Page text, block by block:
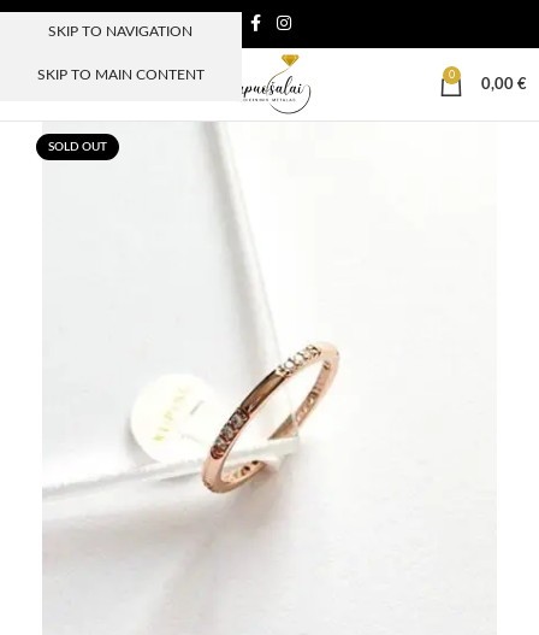
SKIP TO NAVIGATION
SKIP TO MAIN CONTENT
MENIU
0
0,00 €
SOLD OUT